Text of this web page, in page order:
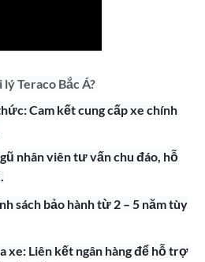
Teraco Bắc Á?
Cam kết cung cấp xe chính
nhân viên tư vấn chu đáo, hỗ
sách bảo hành từ 2 – 5 năm tùy
xe: Liên kết ngân hàng để hỗ trợ